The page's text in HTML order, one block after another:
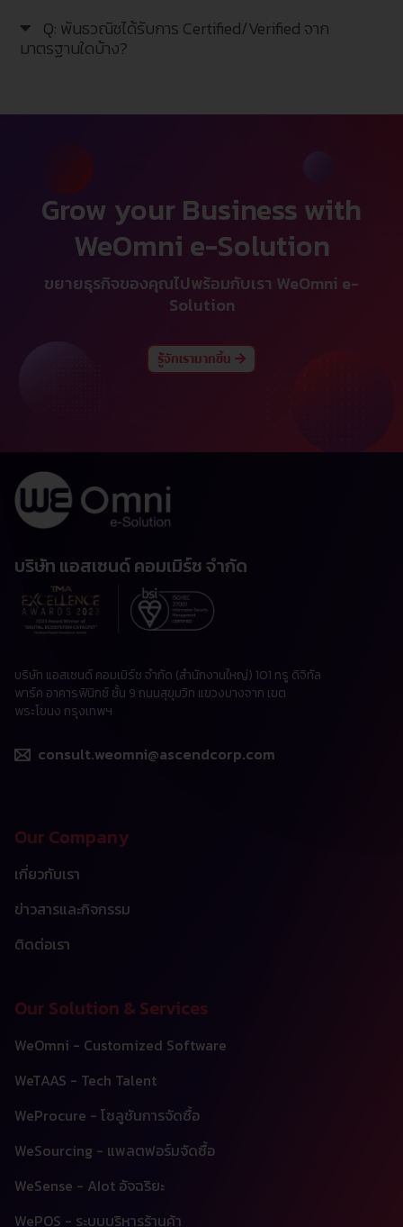
Q: พันธวณิชได้รับการ Certified/Verified จาก
มาตรฐานใดบ้าง?
Grow your Business with
WeOmni e-Solution
ขยายธุรกิจของคุณไปพร้อมกับเรา WeOmni e-
Solution
รู้จักเรามากขึ้น
บริษัท แอสเซนด์ คอมเมิร์ซ จำกัด
บริษัท แอสเซนด์ คอมเมิร์ซ จำกัด (สำนักงานใหญ่) 101 ทรู ดิจิทัล
พาร์ค อาคารฟินิกซ์ ชั้น 9 ถนนสุขุมวิท แขวงบางจาก เขต
พระโขนง กรุงเทพฯ
consult.weomni@ascendcorp.com
Our Company
เกี่ยวกับเรา
ข่าวสารและกิจกรรม
ติดต่อเรา
Our Solution & Services
WeOmni - Customized Software
WeTAAS - Tech Talent
WeProcure - โซลูชันการจัดซื้อ
WeSourcing - แพลตฟอร์มจัดซื้อ
WeSense - AIot อัจฉริยะ
WePOS - ระบบบริหารร้านค้า